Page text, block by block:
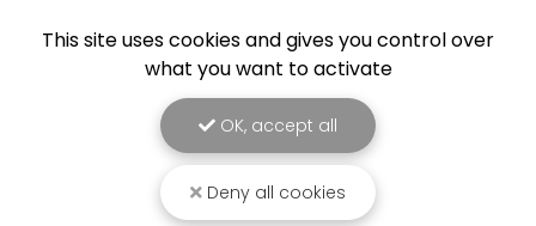
This site uses cookies and gives you control over
what you want to activate
OK, accept all
Deny all cookies